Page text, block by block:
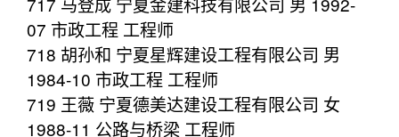
07 市政工程 工程师
718 胡孙和 宁夏星辉建设工程有限公司 男
1984-10 市政工程 工程师
719 王薇 宁夏德美达建设工程有限公司 女
1988-11 公路与桥梁 工程师